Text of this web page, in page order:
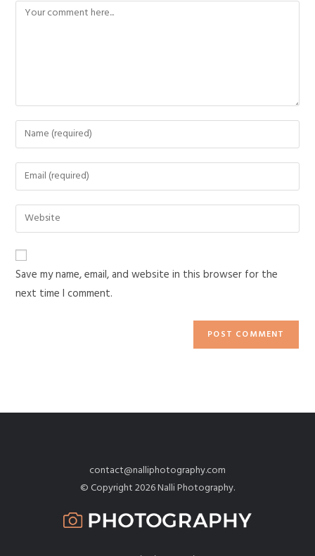
Save my name, email, and website in this browser for the
next time I comment.
contact@nalliphotography.com
© Copyright 2026 Nalli Photography.